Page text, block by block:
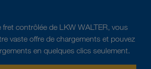
contrôlée de LKW WALTER, vous
vaste offre de chargements et pouvez
en quelques clics seulement.